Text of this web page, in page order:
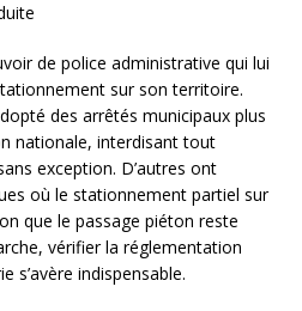
de police administrative qui lui
sur son territoire.
des arrêtés municipaux plus
nationale, interdisant tout
exception. D’autres ont
où le stationnement partiel sur
que le passage piéton reste
vérifier la réglementation
s’avère indispensable.